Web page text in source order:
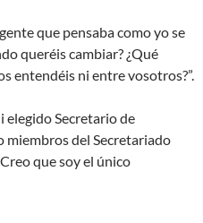
que pensaba como yo se
queréis cambiar? ¿Qué
entendéis ni entre vosotros?”.
elegido Secretario de
miembros del Secretariado
que soy el único